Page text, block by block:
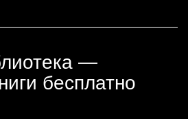
—
бесплатно